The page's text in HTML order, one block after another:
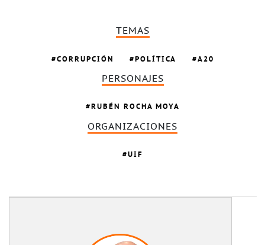
TEMAS
CORRUPCIÓN POLÍTICA A20
PERSONAJES
RUBÉN ROCHA MOYA
ORGANIZACIONES
UIF